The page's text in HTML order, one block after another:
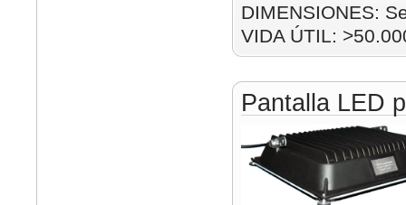
DIMENSIONES:
VIDA ÚTIL:
Pantalla LED